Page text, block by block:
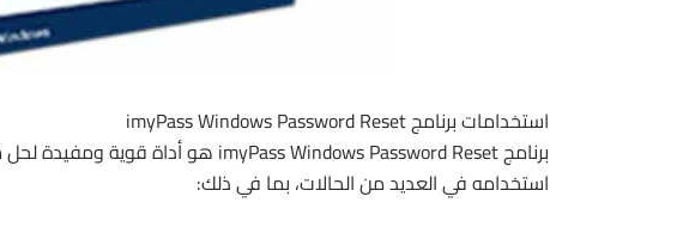
استخدامات برنامج imyPass Windows Password Reset
استخدامه في العديد من الحالات، بما في ذلك: